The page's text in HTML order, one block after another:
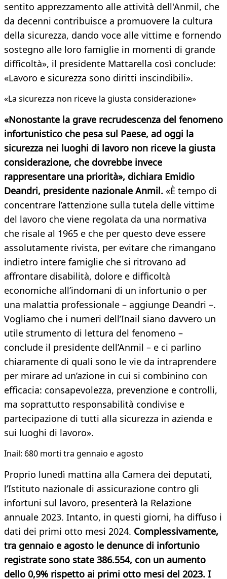
sentito apprezzamento alle attività dell'Anmil, che
da decenni contribuisce a promuovere la cultura
della sicurezza, dando voce alle vittime e fornendo
sostegno alle loro famiglie in momenti di grande
difficoltà», il presidente Mattarella così conclude:
«Lavoro e sicurezza sono diritti inscindibili».
«La sicurezza non riceve la giusta considerazione»
«Nonostante la grave recrudescenza del fenomeno
infortunistico che pesa sul Paese, ad oggi la
sicurezza nei luoghi di lavoro non riceve la giusta
considerazione, che dovrebbe invece
rappresentare una priorità», dichiara Emidio
Deandri, presidente nazionale Anmil. «È tempo di
concentrare l’attenzione sulla tutela delle vittime
del lavoro che viene regolata da una normativa
che risale al 1965 e che per questo deve essere
assolutamente rivista, per evitare che rimangano
indietro intere famiglie che si ritrovano ad
affrontare disabilità, dolore e difficoltà
economiche all’indomani di un infortunio o per
una malattia professionale – aggiunge Deandri –.
Vogliamo che i numeri dell’Inail siano davvero un
utile strumento di lettura del fenomeno –
conclude il presidente dell’Anmil – e ci parlino
chiaramente di quali sono le vie da intraprendere
per mirare ad un’azione in cui si combinino con
efficacia: consapevolezza, prevenzione e controlli,
ma soprattutto responsabilità condivise e
partecipazione di tutti alla sicurezza in azienda e
sui luoghi di lavoro».
Inail: 680 morti tra gennaio e agosto
Proprio lunedì mattina alla Camera dei deputati,
l’Istituto nazionale di assicurazione contro gli
infortuni sul lavoro, presenterà la Relazione
annuale 2023. Intanto, in questi giorni, ha diffuso i
dati dei primi otto mesi 2024. Complessivamente,
tra gennaio e agosto le denunce di infortunio
registrate sono state 386.554, con un aumento
dello 0,9% rispetto ai primi otto mesi del 2023. I